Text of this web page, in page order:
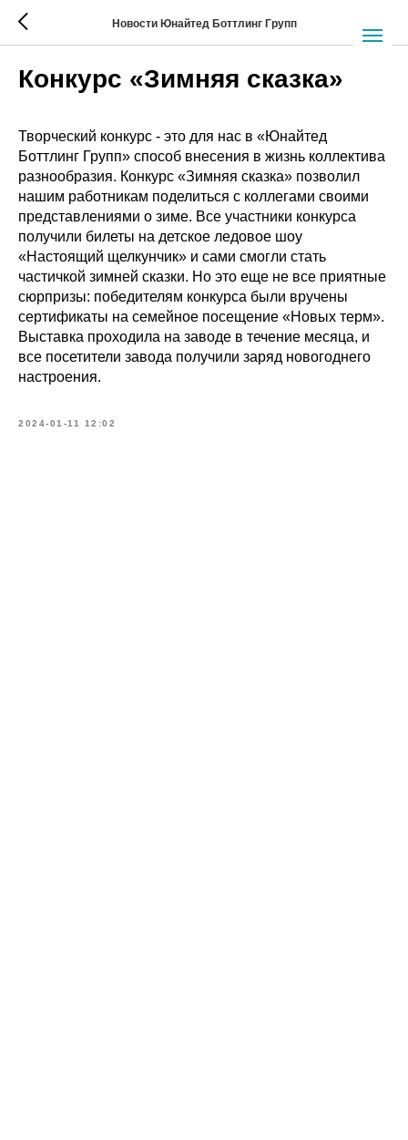
Новости Юнайтед Боттлинг Групп
Конкурс «Зимняя сказка»
Творческий конкурс - это для нас в «Юнайтед
Боттлинг Групп» способ внесения в жизнь коллектива
разнообразия. Конкурс «Зимняя сказка» позволил
нашим работникам поделиться с коллегами своими
представлениями о зиме. Все участники конкурса
получили билеты на детское ледовое шоу
«Настоящий щелкунчик» и сами смогли стать
частичкой зимней сказки. Но это еще не все приятные
сюрпризы: победителям конкурса были вручены
сертификаты на семейное посещение «Новых терм».
Выставка проходила на заводе в течение месяца, и
все посетители завода получили заряд новогоднего
настроения.
2024-01-11 12:02